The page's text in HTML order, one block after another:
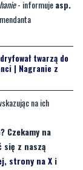
twarzą do
| Nagranie z
na ich
Czekamy na
się z naszą
także pod